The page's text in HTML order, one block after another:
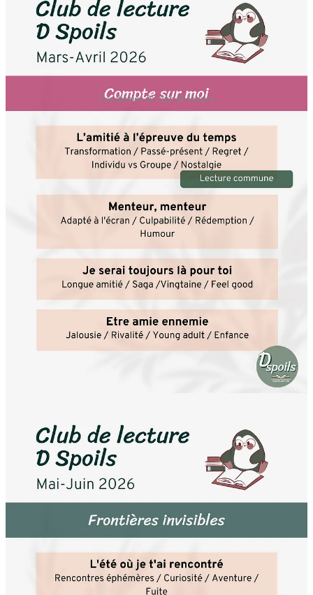
Les thèmes du club de lecture
Comment participer
Choisir un livre
Chaque thème se décline en 4 catégories, avec des mots-clés pour
Si un seul mot-clé te parle, fonce.
Participer aux lectures communes
Cette année encore, les Spoilers cafés reviendront tous les deux
Si tu n'as pas encore goûté à ces moments littéraires chaleureux,
Les catégories des lectures communes à venir sont :
La rentrée de tous les possibles
: Nouvelle vie / Euphorie /
Naïveté / Compétition
Liens de sang, liens de feu: Solidarité fraternelle / Secret de
famille / Drame familial / Relations toxiques
J'ai fait un rêve: Transmission / Luttes sociales / Auteurs
noirs / Non-fiction
L'amitié à l'épreuve du temps: Transformation / Passé-
présent / Regret / Individu vs Groupe / Nostalgie